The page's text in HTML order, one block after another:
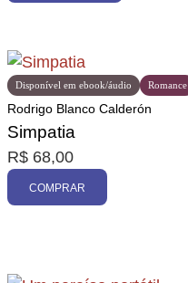
Disponível em ebook/áudio Romance
Rodrigo Blanco Calderón
Simpatia
R$ 68,00
COMPRAR